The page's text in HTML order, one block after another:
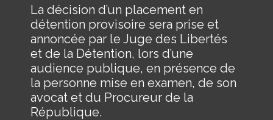
La décision d’un placement en
détention provisoire sera prise et
annoncée par le Juge des Libertés
et de la Détention, lors d’une
audience publique, en présence de
la personne mise en examen, de son
avocat et du Procureur de la
République.